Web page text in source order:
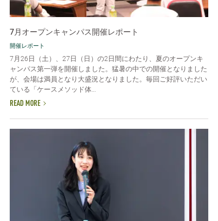
7月オープンキャンパス開催レポート
開催レポート
7月26日（土）、27日（日）の2日間にわたり、夏のオープンキ
ャンパス第一弾を開催しました。猛暑の中での開催となりました
が、会場は満員となり大盛況となりました。毎回ご好評いただい
ている「ケースメソッド体...
READ MORE